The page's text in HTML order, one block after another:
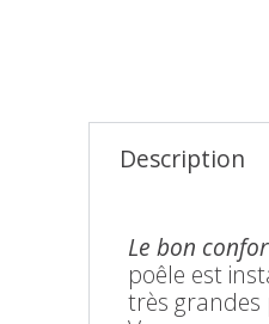
Description
Le bon
poêle est
très grandes